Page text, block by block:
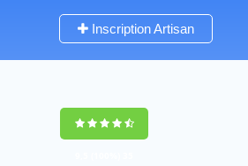
Inscription Artisan